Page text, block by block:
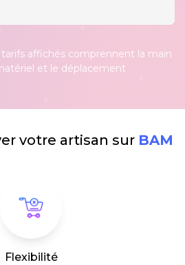
tarifs affichés comprennent la main
et le déplacement
votre artisan sur BAM
Flexibilité